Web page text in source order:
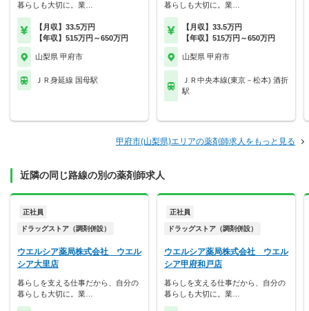
暮らしも大切に。業…
【月収】33.5万円
【年収】515万円～650万円
山梨県 甲府市
ＪＲ身延線 国母駅
暮らしも大切に。業…
【月収】33.5万円
【年収】515万円～650万円
山梨県 甲府市
ＪＲ中央本線(東京－松本) 酒折
駅
甲府市(山梨県)エリアの薬剤師求人をもっと見る
近隣の同じ路線の別の薬剤師求人
正社員
ドラッグストア（調剤併設）
ウエルシア薬局株式会社 ウエル
シア大里店
暮らしを支える仕事だから、自分の
暮らしも大切に。業…
正社員
ドラッグストア（調剤併設）
ウエルシア薬局株式会社 ウエル
シア甲府和戸店
暮らしを支える仕事だから、自分の
暮らしも大切に。業…